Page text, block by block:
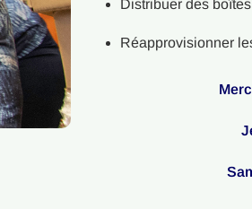
Distribuer des boîtes
Réapprovisionner